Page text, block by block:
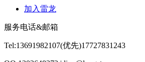
加入雷龙
服务电话&邮箱
Tel:13691982107(优先)17727831243